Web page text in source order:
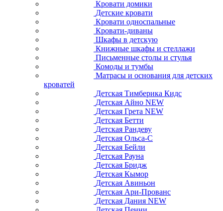
Кровати домики
Детские кровати
Кровати односпальные
Кровати-диваны
Шкафы в детскую
Книжные шкафы и стеллажи
Письменные столы и стулья
Комоды и тумбы
Матрасы и основания для детских
кроватей
Детская Тимберика Кидс
Детская Айно NEW
Детская Грета NEW
Детская Бетти
Детская Рандеву
Детская Ольса-С
Детская Бейли
Детская Рауна
Детская Бридж
Детская Кымор
Детская Авиньон
Детская Ари-Прованс
Детская Дания NEW